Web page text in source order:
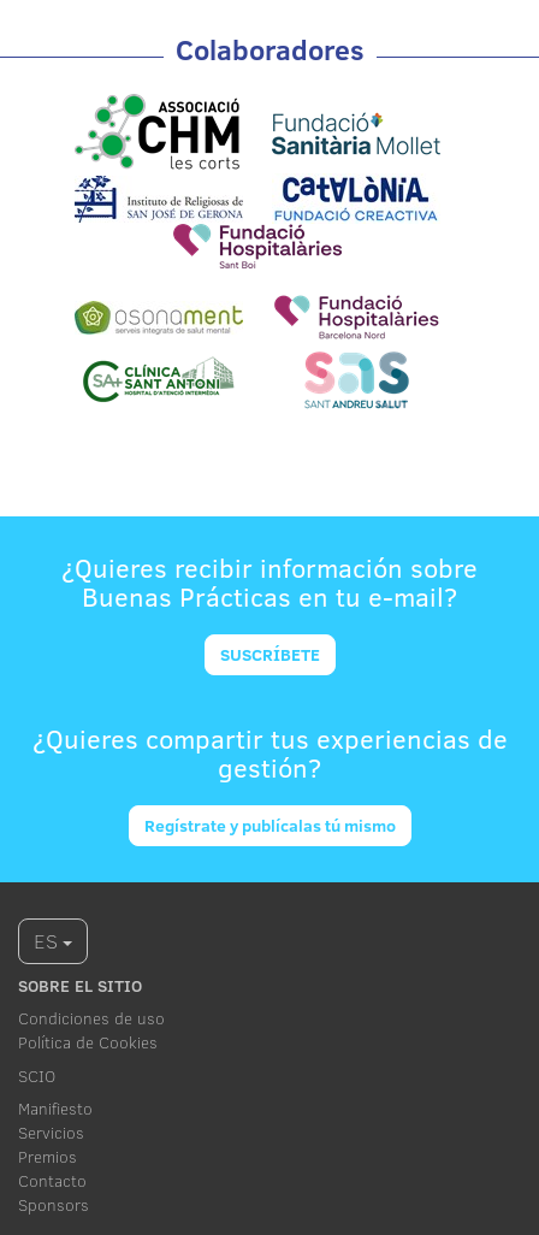
Colaboradores
¿Quieres recibir información sobre
Buenas Prácticas en tu e-mail?
SUSCRÍBETE
¿Quieres compartir tus experiencias de
gestión?
Regístrate y publícalas tú mismo
ES
SOBRE EL SITIO
Condiciones de uso
Política de Cookies
SCIO
Manifiesto
Servicios
Premios
Contacto
Sponsors